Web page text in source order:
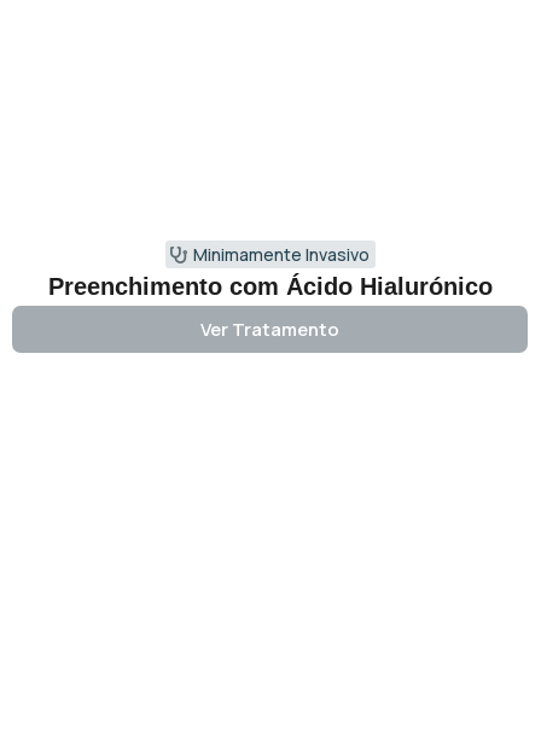
Minimamente Invasivo
Preenchimento com Ácido Hialurónico
Ver Tratamento